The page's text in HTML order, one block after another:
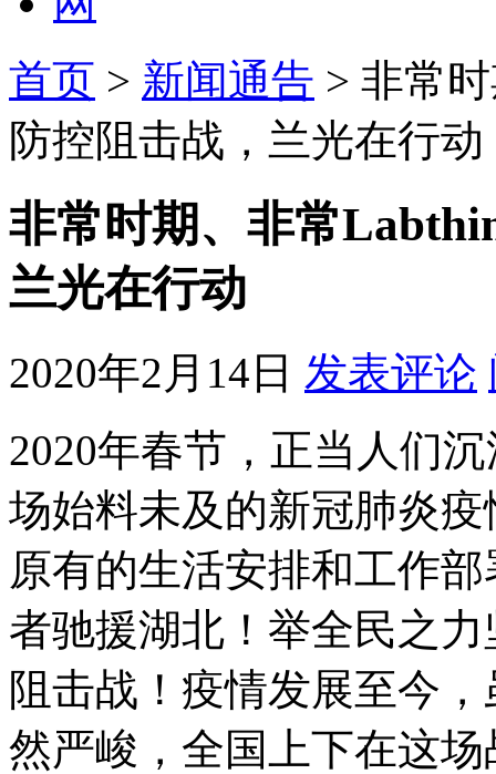
首页 > 新闻通告 > 非常
防控阻击战，兰光在行动
非常时期、非常
兰光在行动
2020年2月14日 发表评论
2020年春节，正当人们
场始料未及的新冠肺炎
原有的生活安排和工作
者驰援湖北！举全民之
阻击战！疫情发展至今
然严峻，全国上下在这